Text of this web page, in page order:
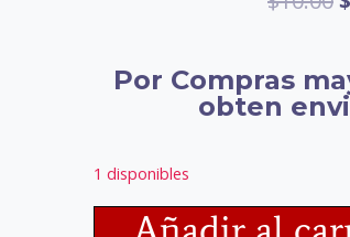
Por Compras
obten
1 disponibles